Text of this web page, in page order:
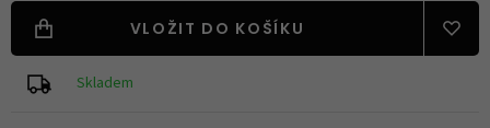
VLOŽIT DO KOŠÍKU
Skladem